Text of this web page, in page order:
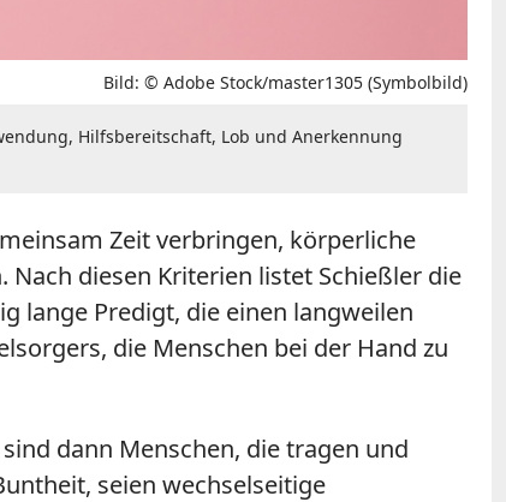
Bild: © Adobe Stock/master1305 (Symbolbild)
Hilfsbereitschaft, Lob und Anerkennung
Zeit verbringen, körperliche
diesen Kriterien listet Schießler die
lange Predigt, die einen langweilen
die Menschen bei der Hand zu
dann Menschen, die tragen und
seien wechselseitige